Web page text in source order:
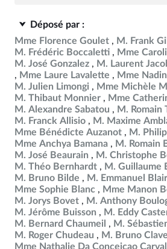
Déposé par :
Mme Florence Goulet
M. Frank
M. Frédéric Boccaletti
Mme
M. José Gonzalez
M. Laurent
Mme Laure Lavalette
Mme
M. Julien Limongi
Mme Michèle
M. Thibaut Monnier
Mme
M. Alexandre Sabatou
M. Romain
M. Franck Allisio
M. Maxime
Mme Bénédicte Auzanot
M.
Mme Anchya Bamana
M. Romain
M. José Beaurain
M. Christophe
M. Théo Bernhardt
M. Guillaume
M. Bruno Bilde
M. Emmanuel
Mme Sophie Blanc
Mme Manon
M. Jorys Bovet
M. Anthony
M. Jérôme Buisson
M. Eddy
M. Bernard Chaumeil
M.
M. Roger Chudeau
M. Bruno
Mme Nathalie Da Conceicao